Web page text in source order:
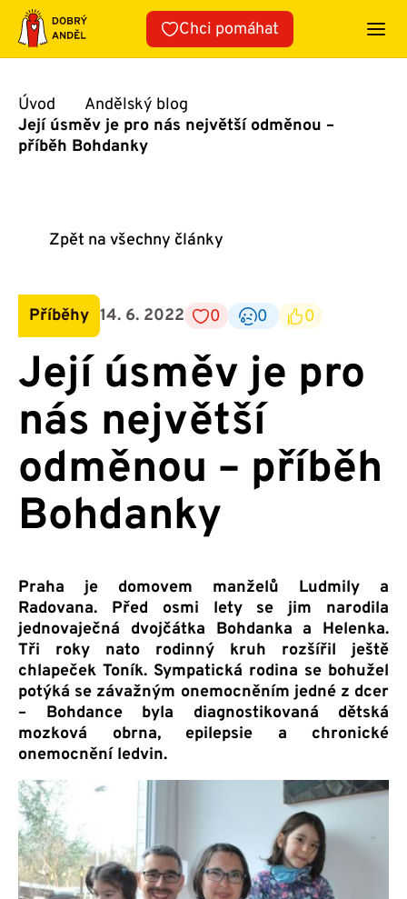
Přeskočit
obsah
Chci pomáhat
Úvod
Andělský blog
Její úsměv je pro nás největší odměnou –
příběh Bohdanky
Zpět na všechny články
Příběhy 14. 6. 2022 0 0 0
Její úsměv je pro
nás největší
odměnou – příběh
Bohdanky
Praha je domovem manželů Ludmily a
Radovana. Před osmi lety se jim narodila
jednovaječná dvojčátka Bohdanka a Helenka.
Tři roky nato rodinný kruh rozšířil ještě
chlapeček Toník. Sympatická rodina se bohužel
potýká se závažným onemocněním jedné z dcer
– Bohdance byla diagnostikovaná dětská
mozková obrna, epilepsie a chronické
onemocnění ledvin.